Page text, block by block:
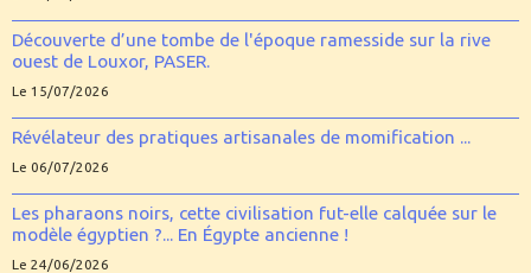
Découverte d’une tombe de l'époque ramesside sur la rive
ouest de Louxor, PASER.
Le 15/07/2026
Révélateur des pratiques artisanales de momification ...
Le 06/07/2026
Les pharaons noirs, cette civilisation fut-elle calquée sur le
modèle égyptien ?... En Égypte ancienne !
Le 24/06/2026